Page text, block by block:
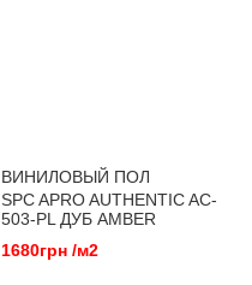
ВИНИЛОВЫЙ ПОЛ
SPC APRO AUTHENTIC AC-
503-PL ДУБ AMBER
1680грн /м2